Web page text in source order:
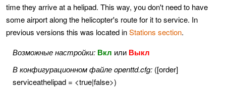
time they arrive at a helipad. This way, you don't need to have
some airport along the helicopter's route for it to service. In
previous versions this was located inStations section.
Возможные настройки: Вкл или Выкл
В конфигурационном файле openttd.cfg: ([order]
serviceathelipad = <true|false>)